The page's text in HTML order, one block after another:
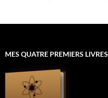
MES QUATRE PREMIERS LIVRES